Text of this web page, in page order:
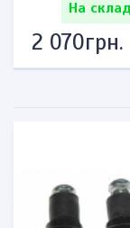
На
2 070грн.